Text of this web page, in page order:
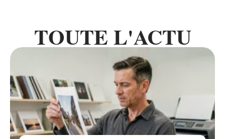
TOUTE L'ACTU